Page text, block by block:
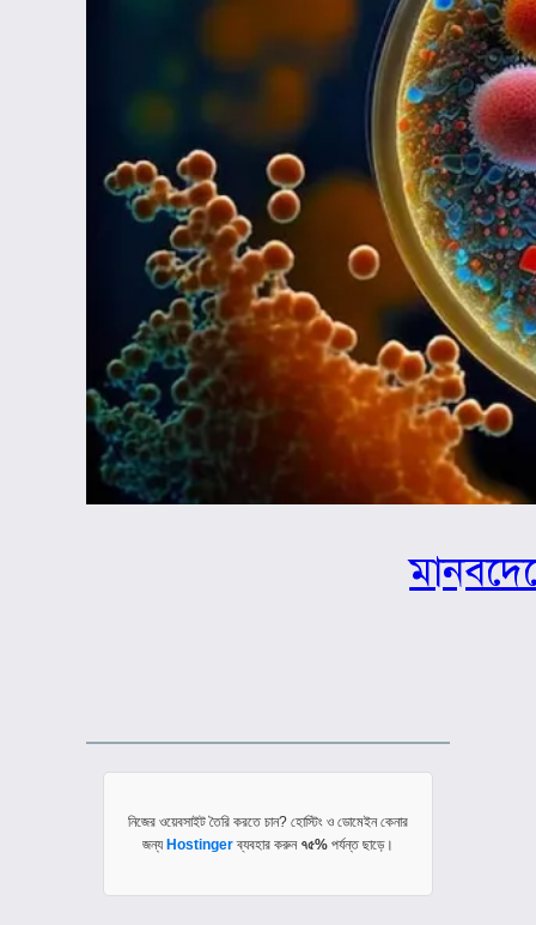
নিজের ওয়েবসাইট তৈরি করতে চান? হোস্টিং ও ডোমেইন কেনার
জন্যHostingerব্যবহার করুন ৭৫% পর্যন্ত ছাড়ে।